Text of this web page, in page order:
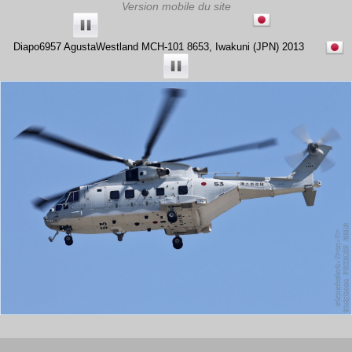
Diapo6957 AgustaWestland MCH-101 8653, Iwakuni (JPN) 2013